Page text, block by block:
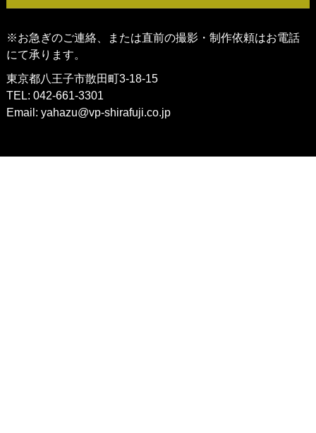
※お急ぎのご連絡、または直前の撮影・制作依頼はお電話
にて承ります。
東京都八王子市散田町3-18-15
TEL: 042-661-3301
Email: yahazu@vp-shirafuji.co.jp